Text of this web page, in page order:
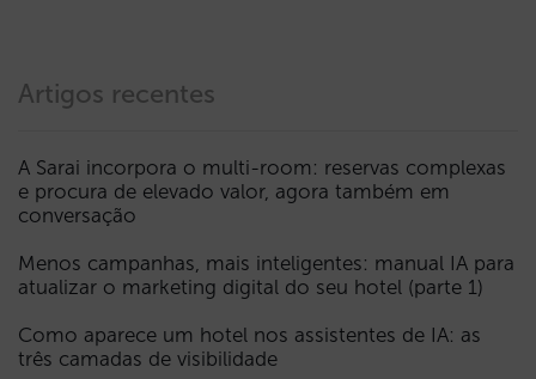
Artigos recentes
A Sarai incorpora o multi-room: reservas complexas
e procura de elevado valor, agora também em
conversação
Menos campanhas, mais inteligentes: manual IA para
atualizar o marketing digital do seu hotel (parte 1)
Como aparece um hotel nos assistentes de IA: as
três camadas de visibilidade